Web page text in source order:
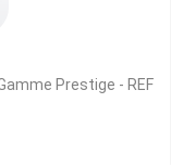
Prestige - REF